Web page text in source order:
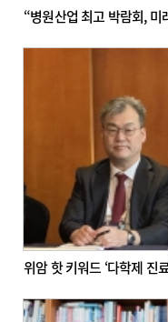
“병원산업 최고 박람회, 미
위암 핫 키워드 ‘다학제 진